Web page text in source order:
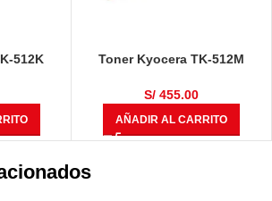
512K
Negro
Toner Kyocera TK-512M
C5025N, FS-C5030N Magenta
8,000 Páginas
S/455.00
AÑADIR AL CARRITO